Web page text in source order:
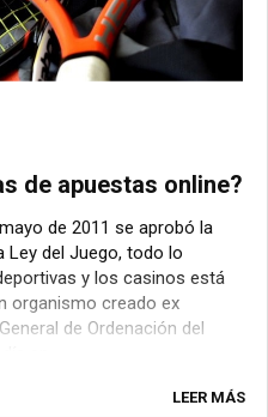
de apuestas online?
de 2011 se aprobó la
Ley del Juego, todo lo
y los casinos está
organismo creado ex
de Ordenación del
LEER MÁS